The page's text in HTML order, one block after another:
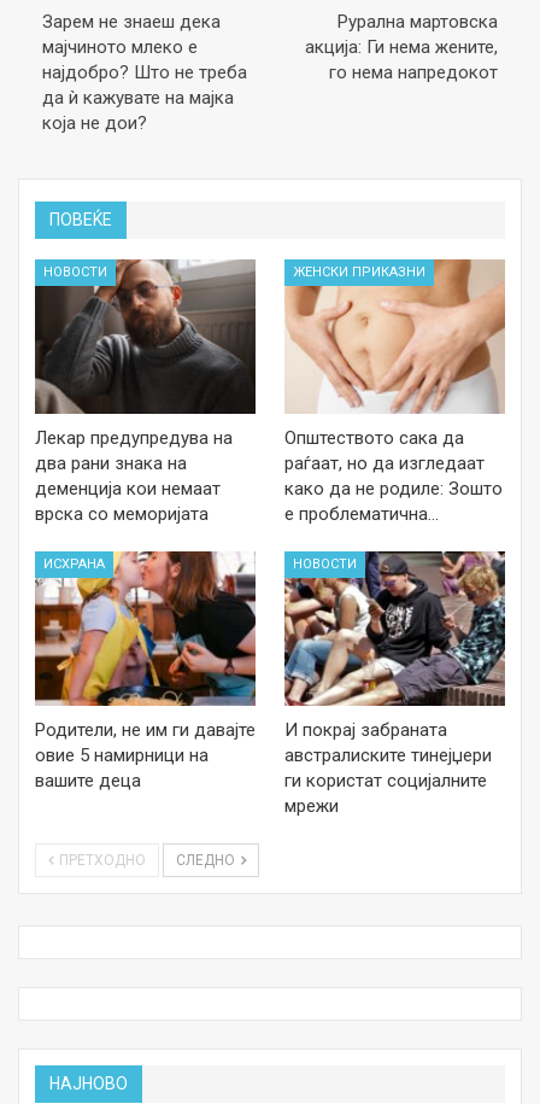
Зарем не знаеш дека
мајчиното млеко е
најдобро? Што не треба
да ѝ кажувате на мајка
која не дои?
Рурална мартовска
акција: Ги нема жените,
го нема напредокот
ПОВЕЌЕ
НОВОСТИ
Лекар предупредува на
два рани знака на
деменција кои немаат
врска со меморијата
ЖЕНСКИ ПРИКАЗНИ
Општеството сака да
раѓаат, но да изгледаат
како да не родиле: Зошто
е проблематична…
ИСХРАНА
Родители, не им ги давајте
овие 5 намирници на
вашите деца
НОВОСТИ
И покрај забраната
австралиските тинејџери
ги користат социјалните
мрежи
ПРЕТХОДНО СЛЕДНО
НАЈНОВО